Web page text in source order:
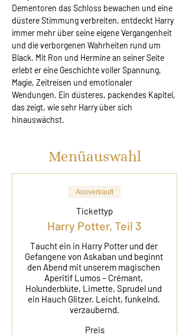
Dementoren das Schloss bewachen und eine
düstere Stimmung verbreiten, entdeckt Harry
immer mehr über seine eigene Vergangenheit
und die verborgenen Wahrheiten rund um
Black. Mit Ron und Hermine an seiner Seite
erlebt er eine Geschichte voller Spannung,
Magie, Zeitreisen und emotionaler
Wendungen. Ein düsteres, packendes Kapitel,
das zeigt, wie sehr Harry über sich
hinauswächst.
Menüauswahl
Ausverkauft
Tickettyp
Harry Potter, Teil 3
Taucht ein in Harry Potter und der
Gefangene von Askaban und beginnt
den Abend mit unserem magischen
Aperitif Lumos – Crémant,
Holunderblüte, Limette, Sprudel und
ein Hauch Glitzer. Leicht, funkelnd,
verzaubernd.
Preis